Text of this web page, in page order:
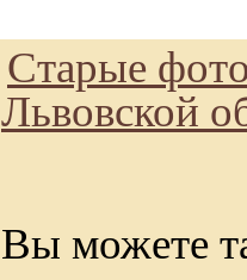
Старые
Львовской
Вы можете